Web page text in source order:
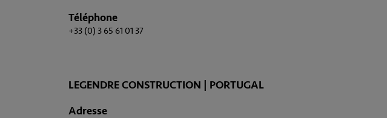
Téléphone
+33 (0) 3 65 61 01 37
LEGENDRE CONSTRUCTION | PORTUGAL
Adresse